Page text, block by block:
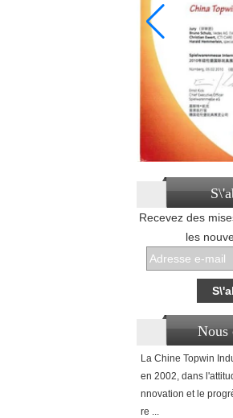
Recevez des
les
Nous
La Chine Topwin
en 2002, dans
nnovation et le
re ...